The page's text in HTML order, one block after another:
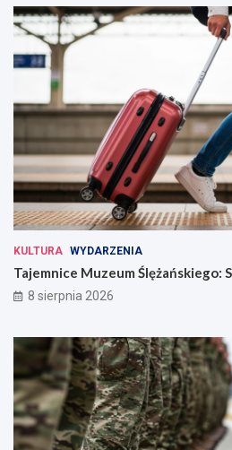
KULTURA WYDARZENIA
Tajemnice Muzeum Ślężańskiego:
8 sierpnia 2026